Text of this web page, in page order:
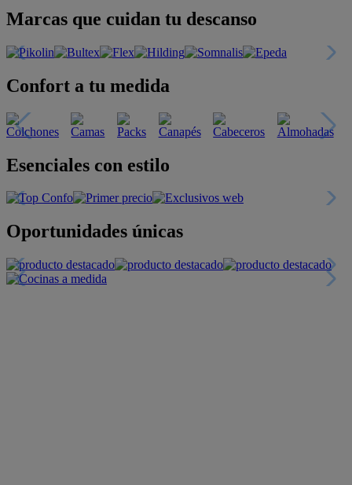
Marcas que cuidan tu descanso
Confort a tu medida
Esenciales con estilo
Oportunidades únicas